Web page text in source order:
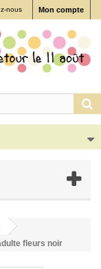
Mon compte
nous
fleurs noir